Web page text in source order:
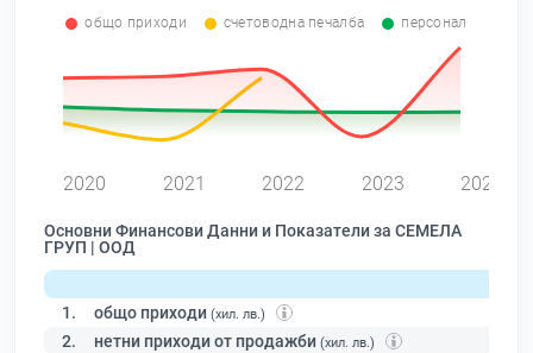
общо приходи счетоводна печалба персонал
2020 2021 2022 2023 2024
Основни Финансови Данни и Показатели за СЕМЕЛА
ГРУП | ООД
1. общо приходи (хил. лв.)
2. нетни приходи от продажби (хил. лв.)